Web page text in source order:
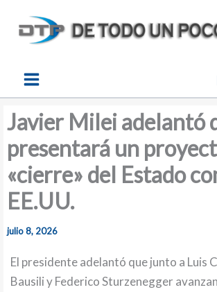
contenido
Javier Milei adelantó
presentará un
«cierre» del Estado
EE.UU.
julio 8, 2026
El presidente adelantó que junto a Luis
Bausili y Federico Sturzenegger